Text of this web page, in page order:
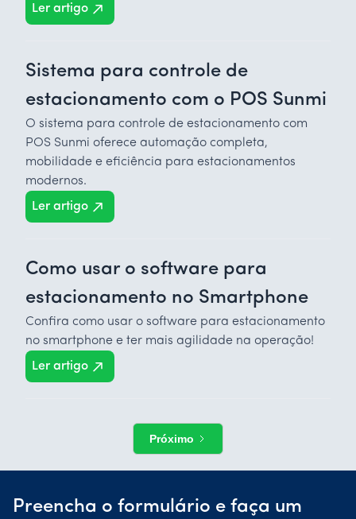
Ler artigo
Sistema para controle de
estacionamento com o POS Sunmi
O sistema para controle de estacionamento com
POS Sunmi oferece automação completa,
mobilidade e eficiência para estacionamentos
modernos.
Ler artigo
Como usar o software para
estacionamento no Smartphone
Confira como usar o software para estacionamento
no smartphone e ter mais agilidade na operação!
Ler artigo
Próximo
Preencha o formulário e faça um